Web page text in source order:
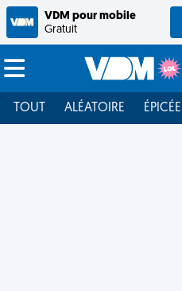
VDM pour mobile
Gratuit
TOUT ALÉATOIRE ÉPICÉE